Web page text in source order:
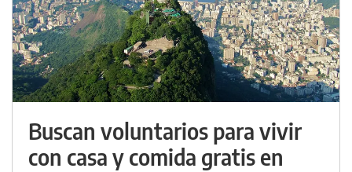
Buscan voluntarios para vivir
con casa y comida gratis en